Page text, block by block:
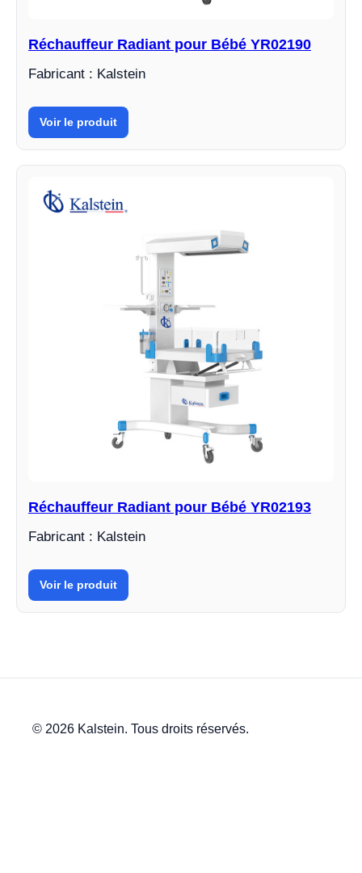
Réchauffeur Radiant pour Bébé YR02190
Fabricant : Kalstein
Voir le produit
Réchauffeur Radiant pour Bébé YR02193
Fabricant : Kalstein
Voir le produit
© 2026 Kalstein. Tous droits réservés.